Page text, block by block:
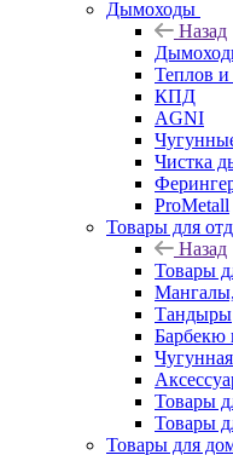
Дымоходы
Назад
Теплов
КПД
AGNI
Чистка
ProMetall
Товары для
Назад
Товары
Тандыры
Барбекю
Товары
Товары
Товары для